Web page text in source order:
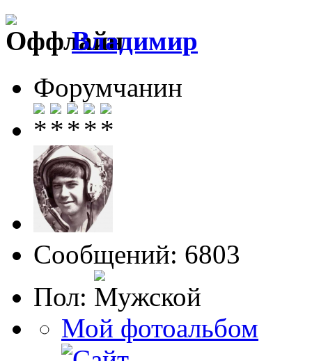
Влaдимир
Форумчанин
Сообщений: 6803
Пол:
Мой фотоальбом